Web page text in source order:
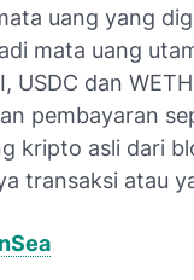
uang yang
mata uang
USDC dan
pembayaran
kripto asli dari
transaksi atau